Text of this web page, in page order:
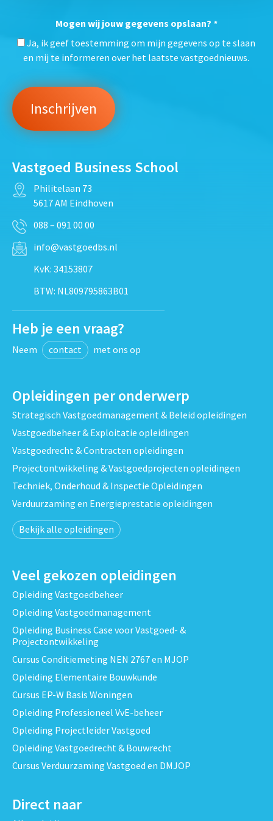
Mogen wij jouw gegevens opslaan? *
Ja, ik geef toestemming om mijn gegevens op te slaan
en mij te informeren over het laatste vastgoednieuws.
Vastgoed Business School
Philitelaan 73
5617 AM Eindhoven
088 – 091 00 00
info@vastgoedbs.nl
KvK: 34153807
BTW: NL809795863B01
Heb je een vraag?
Neem contact met ons op
Opleidingen per onderwerp
Strategisch Vastgoedmanagement & Beleid opleidingen
Vastgoedbeheer & Exploitatie opleidingen
Vastgoedrecht & Contracten opleidingen
Projectontwikkeling & Vastgoedprojecten opleidingen
Techniek, Onderhoud & Inspectie Opleidingen
Verduurzaming en Energieprestatie opleidingen
Bekijk alle opleidingen
Veel gekozen opleidingen
Opleiding Vastgoedbeheer
Opleiding Vastgoedmanagement
Opleiding Business Case voor Vastgoed- &
Projectontwikkeling
Cursus Conditiemeting NEN 2767 en MJOP
Opleiding Elementaire Bouwkunde
Cursus EP-W Basis Woningen
Opleiding Professioneel VvE-beheer
Opleiding Projectleider Vastgoed
Opleiding Vastgoedrecht & Bouwrecht
Cursus Verduurzaming Vastgoed en DMJOP
Direct naar